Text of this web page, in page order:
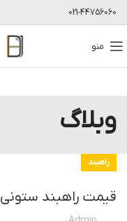
021-44756060
منو
وبلاگ
راهبند
قیمت راهبند ستونی